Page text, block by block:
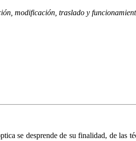
modificación, traslado y
se desprende de su finalidad, de las